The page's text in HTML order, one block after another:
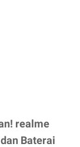
realme
Baterai